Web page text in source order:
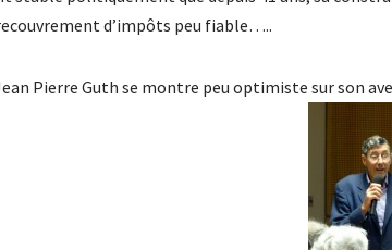
d’impôts peu fiable…..
Pierre Guth se montre peu optimiste sur son